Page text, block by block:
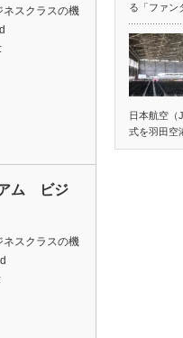
スクラスの機
ム ビジ
スクラスの機
る「ファン
日本航空（
式を羽田空